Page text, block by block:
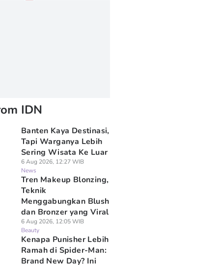
IDN
Banten Kaya Destinasi,
Tapi Warganya Lebih
Sering Wisata Ke Luar
6 Aug 2026, 12:27 WIB
News
Tren Makeup Blonzing,
Teknik
Menggabungkan Blush
dan Bronzer yang Viral
6 Aug 2026, 12:05 WIB
Beauty
Kenapa Punisher Lebih
Ramah di Spider-Man:
Brand New Day? Ini